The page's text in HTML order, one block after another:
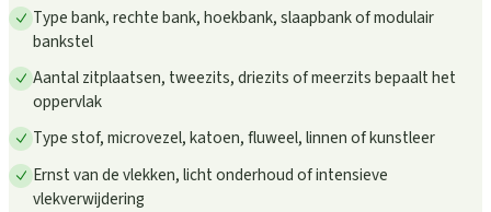
Type bank, rechte bank, hoekbank, slaapbank of modulair
bankstel
Aantal zitplaatsen, tweezits, driezits of meerzits bepaalt het
oppervlak
Type stof, microvezel, katoen, fluweel, linnen of kunstleer
Ernst van de vlekken, licht onderhoud of intensieve
vlekverwijdering